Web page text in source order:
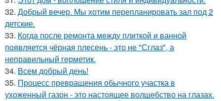
32. Добрый вечер. Мы хотим перепланировать зал под 2
детские.
33. Когда после ремонта между плиткой и ванной
появляется чёрная плесень - это не "Сглаз", а
неправильный герметик.
34. Всем добрый день!
35. Процесс превращения обычного участка в
ухоженный газон - это настоящее волшебство на глазах.